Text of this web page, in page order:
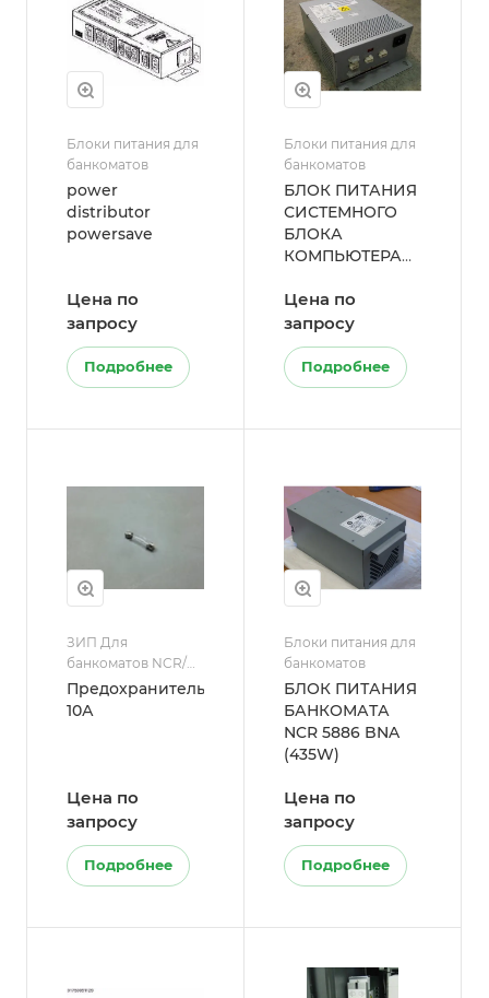
Блоки питания для
банкоматов
power
distributor
powersave
Цена по
запросу
Подробнее
Блоки питания для
банкоматов
БЛОК ПИТАНИЯ
СИСТЕМНОГО
БЛОКА
КОМПЬЮТЕРА
Цена по
запросу
Подробнее
ЗИП Для
банкоматов NCR/
Блоки питания для
банкоматов
Предохранитель
10А
Цена по
запросу
Подробнее
Блоки питания для
банкоматов
БЛОК ПИТАНИЯ
БАНКОМАТА
NCR 5886 BNA
(435W)
Цена по
запросу
Подробнее